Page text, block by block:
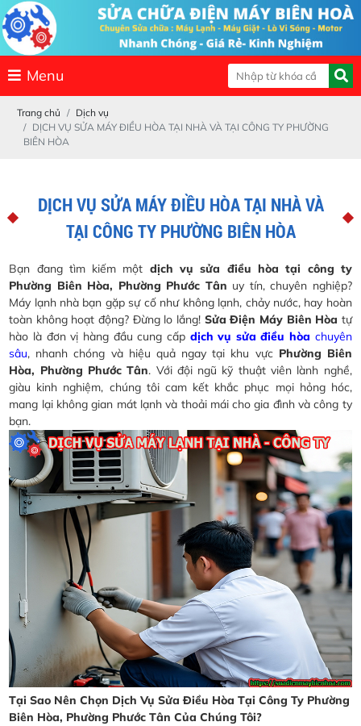
Menu
Trang chủ
Dịch vụ
DỊCH VỤ SỬA MÁY ĐIỀU HÒA TẠI NHÀ VÀ TẠI CÔNG TY PHƯỜNG
BIÊN HÒA
DỊCH VỤ SỬA MÁY ĐIỀU HÒA TẠI NHÀ VÀ
TẠI CÔNG TY PHƯỜNG BIÊN HÒA
Bạn đang tìm kiếm một dịch vụ sửa điều hòa tại công ty
Phường Biên Hòa, Phường Phước Tân uy tín, chuyên nghiệp?
Máy lạnh nhà bạn gặp sự cố như không lạnh, chảy nước, hay hoàn
toàn không hoạt động? Đừng lo lắng! Sửa Điện Máy Biên Hòa tự
hào là đơn vị hàng đầu cung cấp dịch vụ sửa điều hòa chuyên
sâu, nhanh chóng và hiệu quả ngay tại khu vực Phường Biên
Hòa, Phường Phước Tân. Với đội ngũ kỹ thuật viên lành nghề,
giàu kinh nghiệm, chúng tôi cam kết khắc phục mọi hỏng hóc,
mang lại không gian mát lạnh và thoải mái cho gia đình và công ty
bạn.
Tại Sao Nên Chọn Dịch Vụ Sửa Điều Hòa Tại Công Ty Phường
Biên Hòa, Phường Phước Tân Của Chúng Tôi?